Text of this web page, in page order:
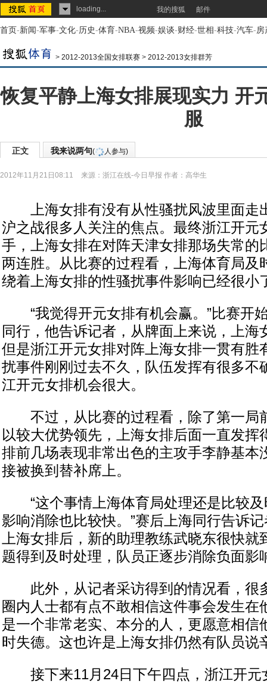
loading... 我的搜狐 邮件
首页-新闻-军事-文化-历史-体育-NBA-视频-娱谈-财经-世相-科技-汽车-房
> 2012-2013全国女排联赛 > 2012-2013女排群芳
恢复平静上海女排展现实力 开
服
正文 我来说两句( 人参与)
2012年11月21日08:11 来源： 浙江在线-今日早报 作者：高华生
上海女排有没有从性骚扰风波里面走
沪之战很多人关注的焦点。最终浙江开元
手，上海女排在对阵天津女排那场失常的
两连胜。从比赛的过程看，上海体育局及
绕着上海女排的性骚扰事件影响已经很小
“我觉得开元女排有机会赢。”比赛开
同行，他告诉记者，从牌面上来说，上海
但是浙江开元女排对阵上海女排一贯有胜
扰事件刚刚过去不久，队伍发挥有很多不
江开元女排机会很大。
不过，从比赛的过程看，除了第一局
以较大优势领先，上海女排后面一直发挥
排前几场表现非常出色的主攻手李静基本
接被换到替补席上。
“这个事情上海体育局处理还是比较及
影响消除也比较快。”赛后上海同行告诉
上海女排后，新的助理教练武晓东很快就
题得到及时处理，队员正逐步消除负面影
此外，从记者采访得到的情况看，很
圈内人士都有点不敢相信这件事会发生在
是一个非常老实、本分的人，更愿意相信
时失德。这也许是上海女排仍然有队员说
接下来11月24日下午四点，浙江开元